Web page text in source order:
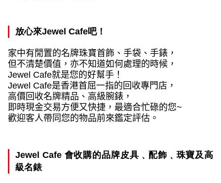
放心來Jewel Cafe吧！
家中有閒置的名牌珠寶首飾、手袋、手錶，
但不清楚價值，亦不知道如何處理的時候，
Jewel Cafe就是您的好幫手！
Jewel Cafe是香港首屈一指的回收專門店，
高價回收名牌精品、高級腕錶，
即時現金交易方便又快捷，最適合忙碌的您~
歡迎客人帶同您的物品前來鑑定評估。
Jewel Cafe 會收購的品牌皮具﹑配飾﹑珠寶及高
級名錶